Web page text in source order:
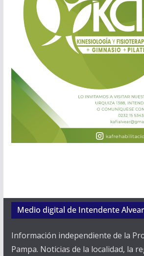
Medio digital de Intendente Alvear
Información independiente de la
Pampa. Noticias de la localidad, la